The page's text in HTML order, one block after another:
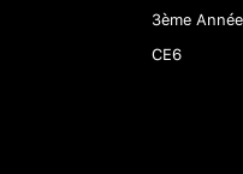
3ème
CE6